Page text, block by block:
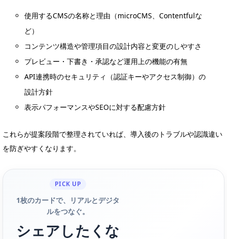
使用するCMSの名称と理由（microCMS、Contentfulな
ど）
コンテンツ構造や管理項目の設計内容と変更のしやすさ
プレビュー・下書き・承認など運用上の機能の有無
API連携時のセキュリティ（認証キーやアクセス制御）の
設計方針
表示パフォーマンスやSEOに対する配慮方針
これらが提案段階で整理されていれば、導入後のトラブルや認識違い
を防ぎやすくなります。
PICK UP
1枚のカードで、リアルとデジタ
ルをつなぐ。
シェアしたくな